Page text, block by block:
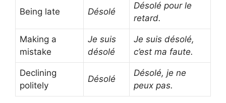
Being late Désolé
Désolé pour le
retard.
Making a
mistake
Je suis
désolé
Je suis désolé,
c’est ma faute.
Declining
politely
Désolé
Désolé, je ne
peux pas.